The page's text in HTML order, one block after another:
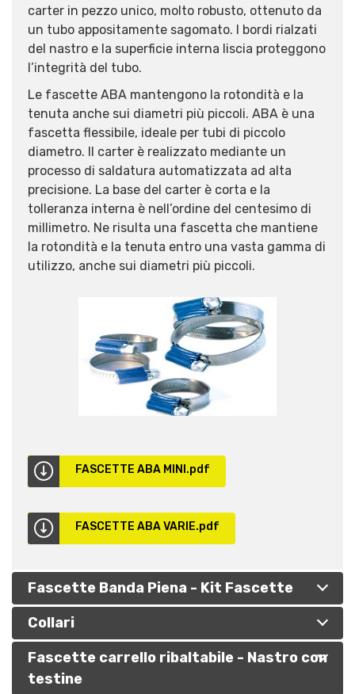
carter in pezzo unico, molto robusto, ottenuto da
un tubo appositamente sagomato. I bordi rialzati
del nastro e la superficie interna liscia proteggono
l’integrità del tubo.
Le fascette ABA mantengono la rotondità e la
tenuta anche sui diametri più piccoli. ABA è una
fascetta flessibile, ideale per tubi di piccolo
diametro. Il carter è realizzato mediante un
processo di saldatura automatizzata ad alta
precisione. La base del carter è corta e la
tolleranza interna è nell’ordine del centesimo di
millimetro. Ne risulta una fascetta che mantiene
la rotondità e la tenuta entro una vasta gamma di
utilizzo, anche sui diametri più piccoli.
FASCETTE ABA MINI.pdf
FASCETTE ABA VARIE.pdf
Fascette Banda Piena - Kit Fascette
Queste fascette dispongono di una banda a
cremagliera stampata con bordi arrotondati che
Collari
Fascette carrello ribaltabile - Nastro con
testine